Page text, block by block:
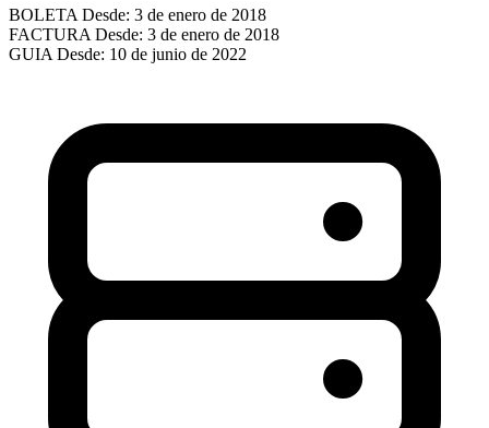
BOLETA Desde: 3 de enero de 2018
FACTURA Desde: 3 de enero de 2018
GUIA Desde: 10 de junio de 2022